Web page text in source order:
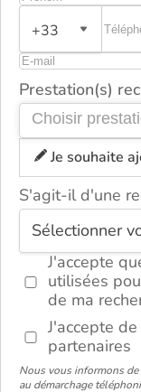
+33
Prestation(s)
Je souhaite
S'agit-il d'une
J'accepte
utilisées
de ma
J'accepte
partenaires
Nous vous informons
au démarchage